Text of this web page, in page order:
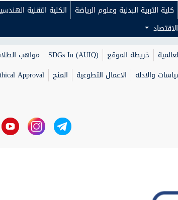
كلية التربية البدنية وعلوم الرياضة
الكلية التقنية
خريطة الموقع SDGs In (AUIQ) مواهب
والادله الاعمال التطوعية المنح
Approval